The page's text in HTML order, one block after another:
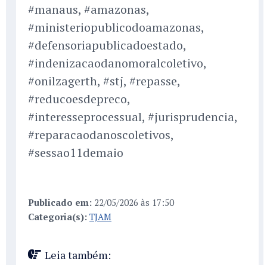
#manaus, #amazonas,
#ministeriopublicodoamazonas,
#defensoriapublicadoestado,
#indenizacaodanomoralcoletivo,
#onilzagerth, #stj, #repasse,
#reducoesdepreco,
#interesseprocessual, #jurisprudencia,
#reparacaodanoscoletivos,
#sessao11demaio
Publicado em: 22/05/2026 às 17:50
Categoria(s): TJAM
Leia também: